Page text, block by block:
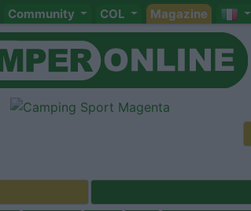
Community COL Magazine